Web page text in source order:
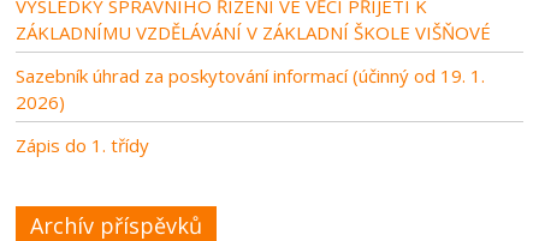
VÝSLEDKY SPRÁVNÍHO ŘÍZENÍ VE VĚCI PŘIJETÍ K
ZÁKLADNÍMU VZDĚLÁVÁNÍ V ZÁKLADNÍ ŠKOLE VIŠŇOVÉ
Sazebník úhrad za poskytování informací (účinný od 19. 1.
2026)
Zápis do 1. třídy
Archív příspěvků